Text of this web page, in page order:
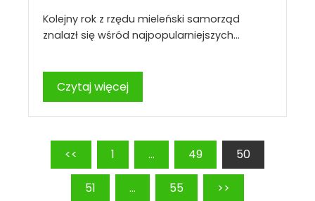
Kolejny rok z rzędu mieleński samorząd
znalazł się wśród najpopularniejszych…
Czytaj więcej
Stronicowanie
wpisów
<< 1 … 49 50
51 … 55 >>